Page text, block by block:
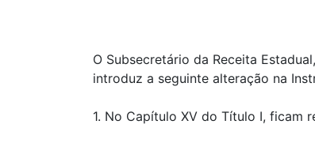
O Subsecretário da Receita
introduz a seguinte alteração na
1. No Capítulo XV do Título I, ficam